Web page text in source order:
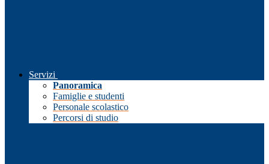
Servizi
Panoramica
Famiglie e studenti
Personale scolastico
Percorsi di studio